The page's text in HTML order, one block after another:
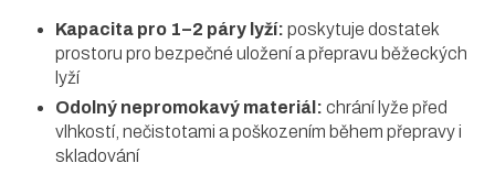
Kapacita pro 1–2 páry lyží: poskytuje dostatek
prostoru pro bezpečné uložení a přepravu běžeckých
lyží
Odolný nepromokavý materiál: chrání lyže před
vlhkostí, nečistotami a poškozením během přepravy i
skladování